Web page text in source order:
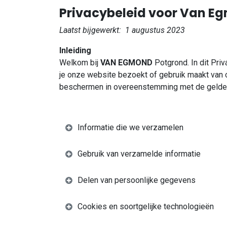
Privacybeleid voor Van
Laatst bijgewerkt: 1 augustus 2023
Inleiding
Welkom bij VAN EGMOND Potgrond. In dit
je onze website bezoekt of gebruik maakt van
beschermen in overeenstemming met de
Informatie die we verzamelen
Gebruik van verzamelde informatie
Delen van persoonlijke gegevens
Cookies en soortgelijke technologieën